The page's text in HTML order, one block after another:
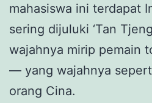
mahasiswa ini terdapat
sering dijuluki ‘Tan
wajahnya mirip pemain
— yang wajahnya
orang Cina.